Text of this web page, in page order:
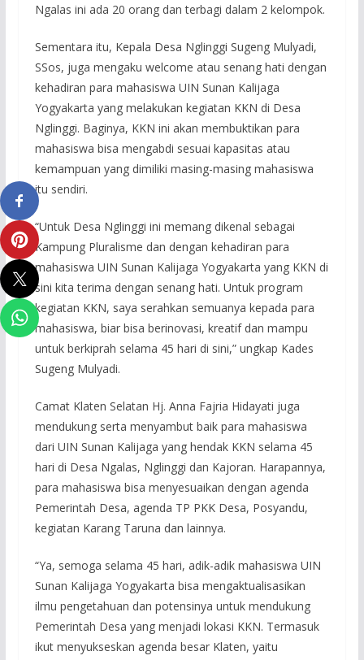
Ngalas ini ada 20 orang dan terbagi dalam 2 kelompok.
Sementara itu, Kepala Desa Nglinggi Sugeng Mulyadi,
SSos, juga mengaku welcome atau senang hati dengan
kehadiran para mahasiswa UIN Sunan Kalijaga
Yogyakarta yang melakukan kegiatan KKN di Desa
Nglinggi. Baginya, KKN ini akan membuktikan para
mahasiswa bisa mengabdi sesuai kapasitas atau
kemampuan yang dimiliki masing-masing mahasiswa
itu sendiri.
“Untuk Desa Nglinggi ini memang dikenal sebagai
Kampung Pluralisme dan dengan kehadiran para
mahasiswa UIN Sunan Kalijaga Yogyakarta yang KKN di
sini kita terima dengan senang hati. Untuk program
kegiatan KKN, saya serahkan semuanya kepada para
mahasiswa, biar bisa berinovasi, kreatif dan mampu
untuk berkiprah selama 45 hari di sini,” ungkap Kades
Sugeng Mulyadi.
Camat Klaten Selatan Hj. Anna Fajria Hidayati juga
mendukung serta menyambut baik para mahasiswa
dari UIN Sunan Kalijaga yang hendak KKN selama 45
hari di Desa Ngalas, Nglinggi dan Kajoran. Harapannya,
para mahasiswa bisa menyesuaikan dengan agenda
Pemerintah Desa, agenda TP PKK Desa, Posyandu,
kegiatan Karang Taruna dan lainnya.
“Ya, semoga selama 45 hari, adik-adik mahasiswa UIN
Sunan Kalijaga Yogyakarta bisa mengaktualisasikan
ilmu pengetahuan dan potensinya untuk mendukung
Pemerintah Desa yang menjadi lokasi KKN. Termasuk
ikut menyukseskan agenda besar Klaten, yaitu